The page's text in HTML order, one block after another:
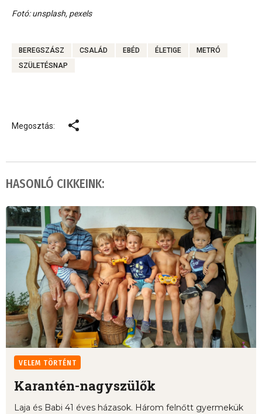
Fotó: unsplash, pexels
BEREGSZÁSZ CSALÁD EBÉD ÉLETIGE
METRÓ
SZÜLETÉSNAP
Megosztás:
HASONLÓ CIKKEINK:
VELEM TÖRTÉNT
Karantén-nagyszülők
Laja és Babi 41 éves házasok. Három felnőtt gyermekük